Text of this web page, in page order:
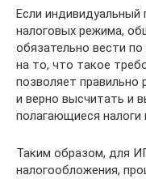
Если индивидуальный
налоговых режима,
обязательно вести по
на то, что такое
позволяет правильно
и верно высчитать и
полагающиеся
Таким образом, для
налогообложения,